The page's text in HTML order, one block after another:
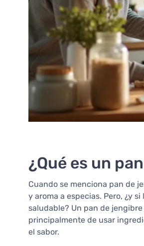
¿Qué es un
Cuando se menciona pan de
y aroma a especias. Pero, ¿y
saludable? Un pan de
principalmente de usar
el sabor.